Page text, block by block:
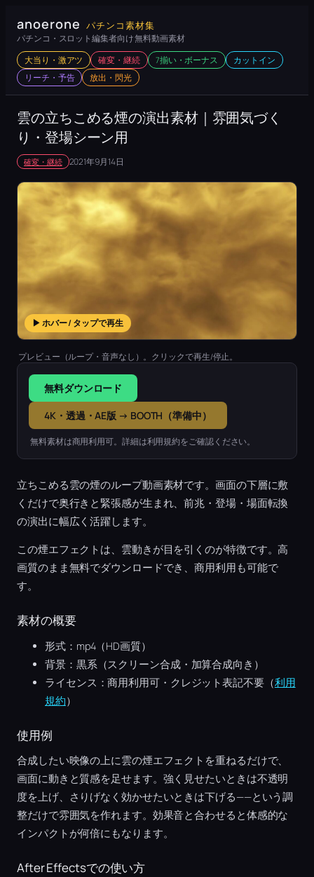
容
ス
キ
プ
anoerone パチンコ素材集
パチンコ・スロット編集者向け 無料動画素材
大当り・激アツ 確変・継続 7揃い・ボーナス
カットイン
リーチ・予告
放出・閃光
雲の立ちこめる煙の演出素材｜雰囲気づく
り・登場シーン用
確変・継続 2021年9月14日
▶ ホバー / タップで再生
プレビュー（ループ・音声なし）。クリックで再生/停止。
無料ダウンロード
4K・透過・AE版 → BOOTH（準備中）
無料素材は商用利用可。詳細は利用規約をご確認ください。
立ちこめる雲の煙のループ動画素材です。画面の下層に敷
くだけで奥行きと緊張感が生まれ、前兆・登場・場面転換
の演出に幅広く活躍します。
この煙エフェクトは、雲動きが目を引くのが特徴です。高
画質のまま無料でダウンロードでき、商用利用も可能で
す。
素材の概要
形式：mp4（HD画質）
背景：黒系（スクリーン合成・加算合成向き）
ライセンス：商用利用可・クレジット表記不要（利用
規約）
使用例
合成したい映像の上に雲の煙エフェクトを重ねるだけで、
画面に動きと質感を足せます。強く見せたいときは不透明
度を上げ、さりげなく効かせたいときは下げる——という調
整だけで雰囲気を作れます。効果音と合わせると体感的な
インパクトが何倍にもなります。
After Effectsでの使い方